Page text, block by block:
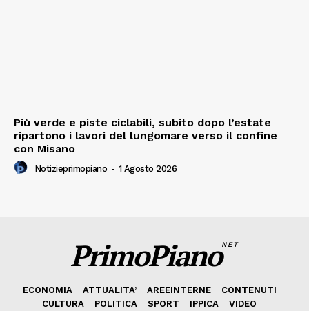
Più verde e piste ciclabili, subito dopo l’estate
ripartono i lavori del lungomare verso il confine
con Misano
Notizieprimopiano - 1 Agosto 2026
PrimoPianoNET
ECONOMIA ATTUALITA’ AREEINTERNE
CONTENUTI
CULTURA
POLITICA SPORT IPPICA
VIDEO